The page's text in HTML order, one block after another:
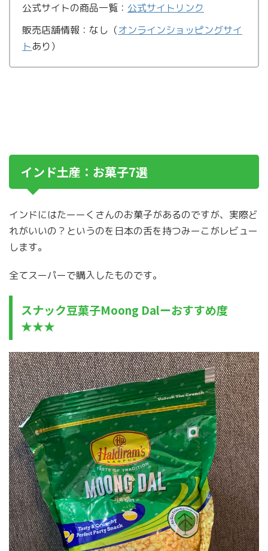
公式サイトの商品一覧： 公式サイトリンク
販売店舗情報：なし（オンラインショッピングサイ
トあり）
インド土産：お菓子7選
インドにはたーーくさんのお菓子があるのですが、実際ど
れがいいの？というのを日本の舌を持つみーこがレビュー
します。
全てスーパーで購入したものです。
スナック豆菓子Moong Dalーおすすめ度
★★★